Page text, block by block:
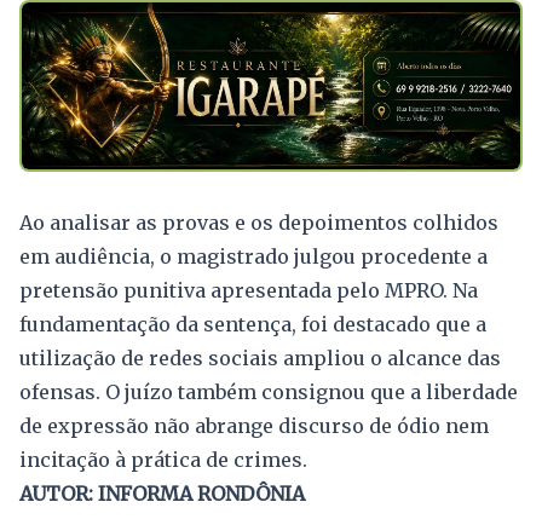
Ao analisar as provas e os depoimentos colhidos
em audiência, o magistrado julgou procedente a
pretensão punitiva apresentada pelo MPRO. Na
fundamentação da sentença, foi destacado que a
utilização de redes sociais ampliou o alcance das
ofensas. O juízo também consignou que a liberdade
de expressão não abrange discurso de ódio nem
incitação à prática de crimes.
AUTOR: INFORMA RONDÔNIA